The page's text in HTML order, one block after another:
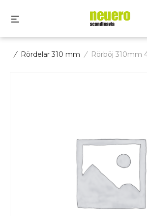
/ Rördelar 310 mm / Rörböj 310mm